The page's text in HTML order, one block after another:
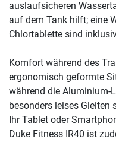
auslaufsicheren
auf dem Tank hilft; eine
Chlortablette sind
Komfort während des
ergonomisch geformte
während die Aluminium-
besonders leises Gleiten
Ihr Tablet oder
Duke Fitness IR40 ist